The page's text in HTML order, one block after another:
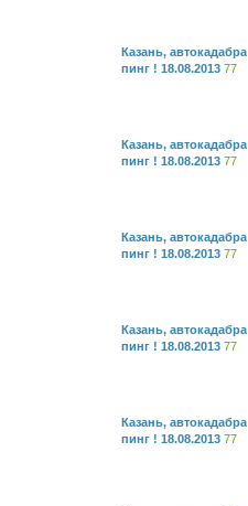
Казань, автокадабра
пинг ! 18.08.2013 77
Казань, автокадабра
пинг ! 18.08.2013 77
Казань, автокадабра
пинг ! 18.08.2013 77
Казань, автокадабра
пинг ! 18.08.2013 77
Казань, автокадабра
пинг ! 18.08.2013 77